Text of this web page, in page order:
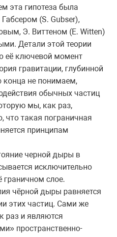
эта гипотеза была
(S. Gubser),
Э. Виттеном (E. Witten)
Детали этой теории
её ключевой момент
гравитации, глубинной
не понимаем,
обычных частиц
мы, как раз,
что такая пограничная
принципам
черной дыры в
исключительно
граничном слое.
чёрной дыры равняется
этих частиц. Сами же
раз и являются
пространственно-